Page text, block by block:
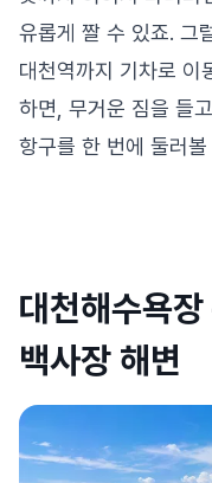
유롭게 짤 수 있죠. 그
대천역까지 기차로 이
하면, 무거운 짐을 들
항구를 한 번에 둘러
대천해수욕
백사장 해변